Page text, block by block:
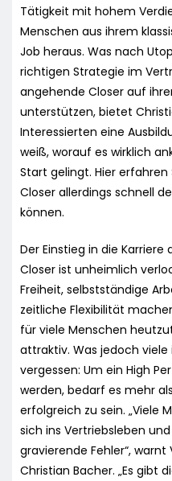
Tätigkeit mit hohem
Menschen aus ihrem
Job heraus. Was nach
richtigen Strategie im
angehende Closer auf
unterstützen, bietet
Interessierten eine
weiß, worauf es wirklich
Start gelingt. Hier erfahren
Closer allerdings schnell
können.
Der Einstieg in die Karriere
Closer ist unheimlich
Freiheit, selbstständige
zeitliche Flexibilität
für viele Menschen
attraktiv. Was jedoch viele
vergessen: Um ein High
werden, bedarf es mehr
erfolgreich zu sein. „Viele
sich ins Vertriebsleben
gravierende Fehler“,
Christian Bacher. „Es gibt